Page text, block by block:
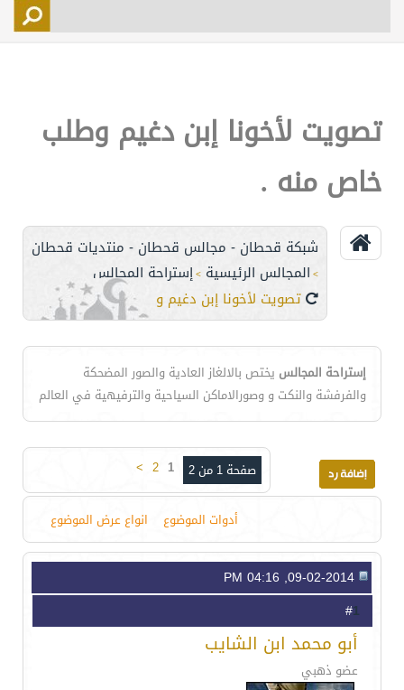
اتصل بنا
تصويت لأخونا إبن دغيم وطلب
خاص منه .
شبكة قحطان - مجالس قحطان - منتديات قحطان
> المجالس الرئيسية >إستراحة المجالس
تصويت لأخونا إبن دغيم وطلب خاص منه .
إستراحة المجالس يختص بالالغاز العادية والصور المضحكة
والفرفشة والنكت و وصورالاماكن السياحية والترفيهية في العالم
صفحة 1 من 2 1
2
>
أدوات الموضوع انواع عرض الموضوع
1
أبو محمد ابن الشايب
عضو ذهبي